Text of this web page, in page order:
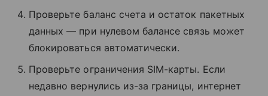
Проверьте баланс счета и остаток пакетных
данных — при нулевом балансе связь может
блокироваться автоматически.
Проверьте ограничения SIM-карты. Если
недавно вернулись из-за границы, интернет